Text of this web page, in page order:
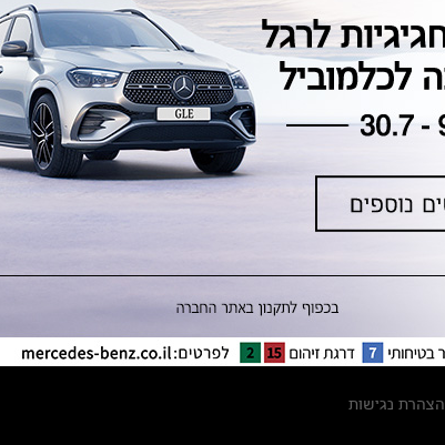
ספרי רכב מרצדס-בנץ
נתוני זיהום אוויר וצריכת דלק וחשמל
נתוני תווית צמיגים
מחירון חלפים
הודעה על הטבות לרכבי מרצדס בהסדר
הצהרת נגישות